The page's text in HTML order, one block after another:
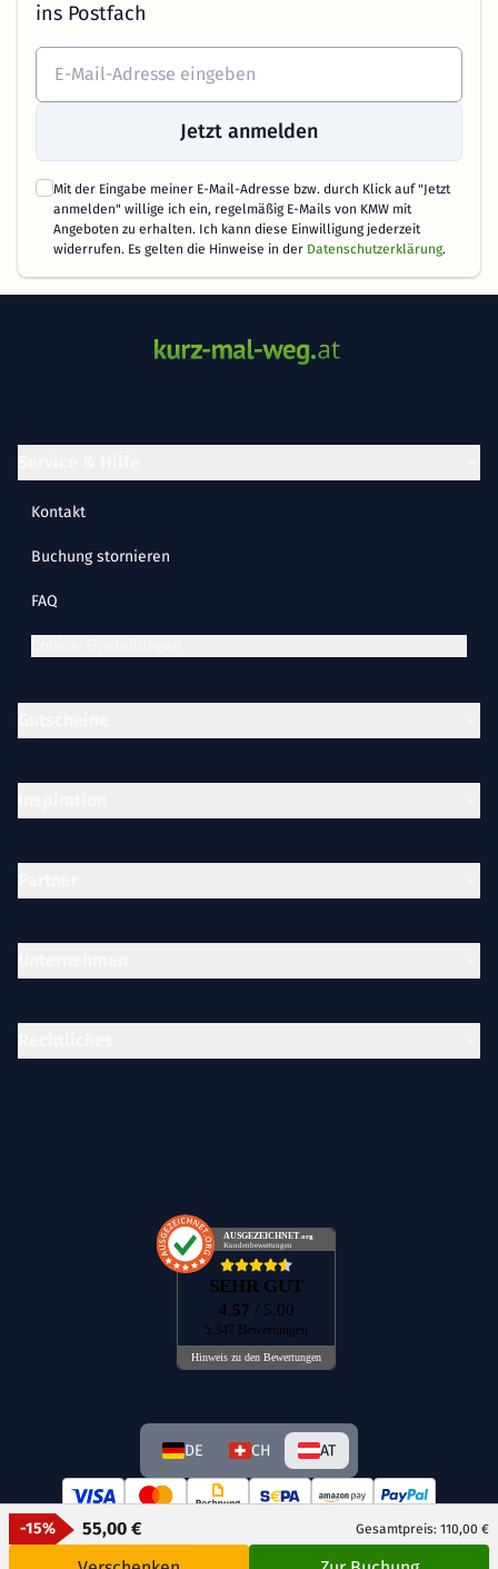
-15% 55,00 € Gesamtpreis: 110,00 €
ins Postfach
Jetzt anmelden
Mit der Eingabe meiner E-Mail-Adresse bzw. durch Klick auf "Jetzt
anmelden" willige ich ein, regelmäßig E-Mails von KMW mit
Angeboten zu erhalten. Ich kann diese Einwilligung jederzeit
widerrufen. Es gelten die Hinweise in der Datenschutzerklärung.
AUSGEZEICHNET .org
Kundenbewertungen
SEHR GUT
4.57 / 5.00
5.347 Bewertungen
Hinweis zu den Bewertungen
Kontakt
Buchung stornieren
FAQ
DE CH AT